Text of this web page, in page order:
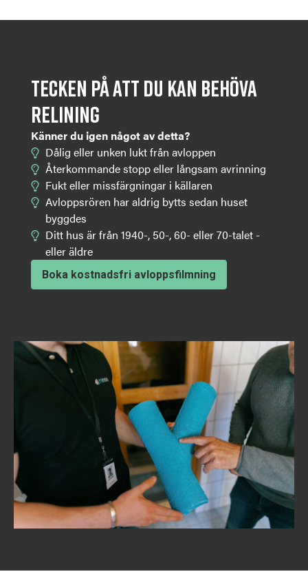
Tecken på att du kan behöva
relining
Känner du igen något av detta?
Dålig eller unken lukt från avloppen
Återkommande stopp eller långsam avrinning
Fukt eller missfärgningar i källaren
Avloppsrören har aldrig bytts sedan huset
byggdes
Ditt hus är från 1940-, 50-, 60- eller 70-talet -
eller äldre
Boka kostnadsfri avloppsfilmning